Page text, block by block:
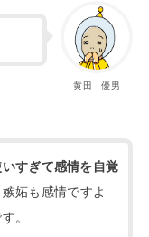
黄田 優男
すぎて感情を自覚
嫉妬も感情ですよ
。